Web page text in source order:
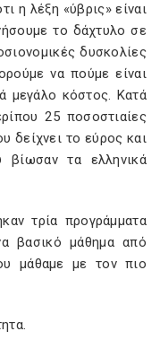
η λέξη «ύβρις» είναι
το δάχτυλο σε
δυσκολίες
να πούμε είναι
μεγάλο κόστος. Κατά
25 ποσοστιαίες
δείχνει το εύρος και
τα ελληνικά
τρία προγράμματα
βασικό μάθημα από
μάθαμε με τον πιο